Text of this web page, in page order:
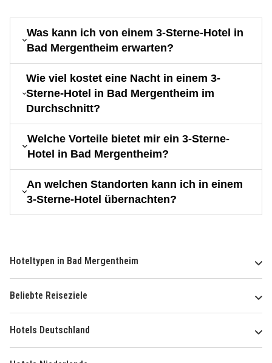
Was kann ich von einem 3-Sterne-Hotel in
Bad Mergentheim erwarten?
Wie viel kostet eine Nacht in einem 3-
Sterne-Hotel in Bad Mergentheim im
Durchschnitt?
Welche Vorteile bietet mir ein 3-Sterne-
Hotel in Bad Mergentheim?
An welchen Standorten kann ich in einem
3-Sterne-Hotel übernachten?
Hoteltypen in Bad Mergentheim
Beliebte Reiseziele
Hotels Deutschland